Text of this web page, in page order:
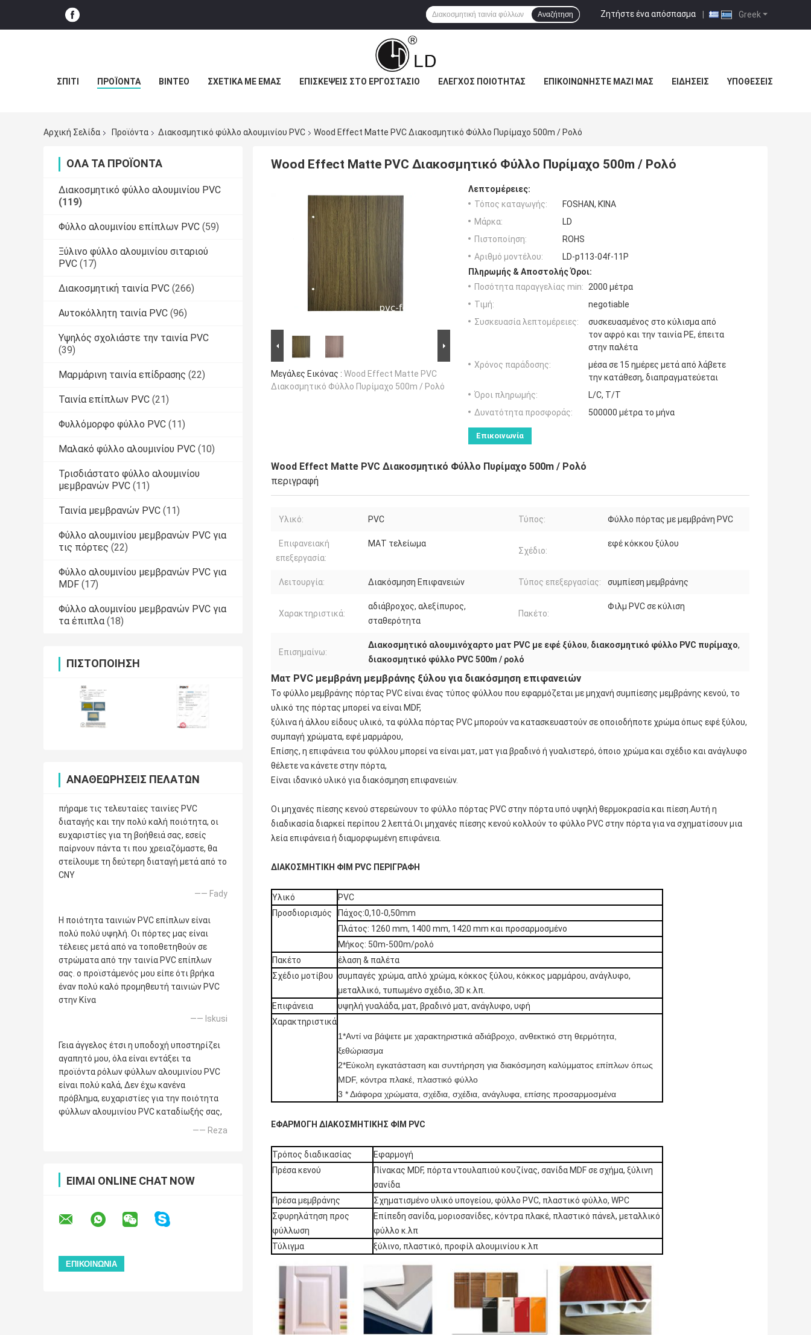
Greek
Ζητήστε ένα απόσπασμα |
Αναζήτηση
ΣΠΊΤΙ ΠΡΟΪΌΝΤΑ ΒΊΝΤΕΟ ΣΧΕΤΙΚΆ ΜΕ ΕΜΆΣ ΕΠΙΣΚΈΨΕΙΣ ΣΤΟ ΕΡΓΟΣΤΆΣΙΟ ΈΛΕΓΧΟΣ ΠΟΙΌΤΗΤΑΣ ΕΠΙΚΟΙΝΩΝΉΣΤΕ ΜΑΖΊ ΜΑΣ ΕΙΔΉΣΕΙΣ ΥΠΟΘΈΣΕΙΣ
Αρχική Σελίδα Προϊόντα Διακοσμητικό φύλλο αλουμινίου PVC Wood Effect Matte PVC Διακοσμητικό Φύλλο Πυρίμαχο 500m / Ρολό
ΌΛΑ ΤΑ ΠΡΟΪΌΝΤΑ
Διακοσμητικό φύλλο αλουμινίου PVC
(119)
Φύλλο αλουμινίου επίπλων PVC (59)
Ξύλινο φύλλο αλουμινίου σιταριού
PVC (17)
Διακοσμητική ταινία PVC (266)
Αυτοκόλλητη ταινία PVC (96)
Υψηλός σχολιάστε την ταινία PVC
(39)
Μαρμάρινη ταινία επίδρασης (22)
Ταινία επίπλων PVC (21)
Φυλλόμορφο φύλλο PVC (11)
Μαλακό φύλλο αλουμινίου PVC (10)
Τρισδιάστατο φύλλο αλουμινίου
μεμβρανών PVC (11)
Ταινία μεμβρανών PVC (11)
Φύλλο αλουμινίου μεμβρανών PVC για
τις πόρτες (22)
Φύλλο αλουμινίου μεμβρανών PVC για
MDF (17)
Φύλλο αλουμινίου μεμβρανών PVC για
τα έπιπλα (18)
ΠΙΣΤΟΠΟΊΗΣΗ
ΑΝΑΘΕΩΡΉΣΕΙΣ ΠΕΛΑΤΏΝ
πήραμε τις τελευταίες ταινίες PVC
διαταγής και την πολύ καλή ποιότητα, οι
ευχαριστίες για τη βοήθειά σας, εσείς
παίρνουν πάντα τι που χρειαζόμαστε, θα
στείλουμε τη δεύτερη διαταγή μετά από το
CNY
—— Fady
Η ποιότητα ταινιών PVC επίπλων είναι
πολύ πολύ υψηλή. Οι πόρτες μας είναι
τέλειες μετά από να τοποθετηθούν σε
στρώματα από την ταινία PVC επίπλων
σας. ο προϊστάμενός μου είπε ότι βρήκα
έναν πολύ καλό προμηθευτή ταινιών PVC
στην Κίνα
—— Iskusi
Γεια άγγελος έτσι η υποδοχή υποστηρίζει
αγαπητό μου, όλα είναι εντάξει τα
προϊόντα ρόλων φύλλων αλουμινίου PVC
είναι πολύ καλά, Δεν έχω κανένα
πρόβλημα, ευχαριστίες για την ποιότητα
φύλλων αλουμινίου PVC καταδίωξής σας,
—— Reza
ΕΊΜΑΙ ONLINE CHAT NOW
Wood Effect Matte PVC Διακοσμητικό Φύλλο Πυρίμαχο 500m / Ρολό
Μεγάλες Εικόνας : Wood Effect Matte PVC
Διακοσμητικό Φύλλο Πυρίμαχο 500m / Ρολό
Λεπτομέρειες:
Τόπος καταγωγής:
FOSHAN, ΚΊΝΑ
Μάρκα:
LD
Πιστοποίηση:
ROHS
Αριθμό μοντέλου:
LD-p113-04f-11P
Πληρωμής & Αποστολής Όροι:
Ποσότητα παραγγελίας min: 2000 μέτρα
Τιμή:
negotiable
Συσκευασία λεπτομέρειες:
συσκευασμένος στο κύλισμα από
τον αφρό και την ταινία PE, έπειτα
στην παλέτα
Χρόνος παράδοσης:
μέσα σε 15 ημέρες μετά από λάβετε
την κατάθεση, διαπραγματεύεται
Όροι πληρωμής:
L/C, T/T
Δυνατότητα προσφοράς:
500000 μέτρα το μήνα
Επικοινωνία
Wood Effect Matte PVC Διακοσμητικό Φύλλο Πυρίμαχο 500m / Ρολό
περιγραφή
Υλικό: PVC Τύπος: Φύλλο πόρτας με μεμβράνη PVC
Επιφανειακή
επεξεργασία:
ΜΑΤ τελείωμα
Σχέδιο:
εφέ κόκκου ξύλου
Λειτουργία: Διακόσμηση Επιφανειών Τύπος επεξεργασίας: συμπίεση μεμβράνης
Χαρακτηριστικά:
αδιάβροχος, αλεξίπυρος,
σταθερότητα
Πακέτο:
Φιλμ PVC σε κύλιση
Επισημαίνω:
Διακοσμητικό αλουμινόχαρτο ματ PVC με εφέ ξύλου, διακοσμητικό φύλλο PVC πυρίμαχο,
διακοσμητικό φύλλο PVC 500m / ρολό
Ματ PVC μεμβράνη μεμβράνης ξύλου για διακόσμηση επιφανειών
Το φύλλο μεμβράνης πόρτας PVC είναι ένας τύπος φύλλου που εφαρμόζεται με μηχανή συμπίεσης μεμβράνης κενού, το
υλικό της πόρτας μπορεί να είναι MDF,
ξύλινα ή άλλου είδους υλικό, τα φύλλα πόρτας PVC μπορούν να κατασκευαστούν σε οποιοδήποτε χρώμα όπως εφέ ξύλου,
συμπαγή χρώματα, εφέ μαρμάρου,
Επίσης, η επιφάνεια του φύλλου μπορεί να είναι ματ, ματ για βραδινό ή γυαλιστερό, όποιο χρώμα και σχέδιο και ανάγλυφο
θέλετε να κάνετε στην πόρτα,
Είναι ιδανικό υλικό για διακόσμηση επιφανειών.
Οι μηχανές πίεσης κενού στερεώνουν το φύλλο πόρτας PVC στην πόρτα υπό υψηλή θερμοκρασία και πίεση.Αυτή η
διαδικασία διαρκεί περίπου 2 λεπτά.Οι μηχανές πίεσης κενού κολλούν το φύλλο PVC στην πόρτα για να σχηματίσουν μια
λεία επιφάνεια ή διαμορφωμένη επιφάνεια.
ΔΙΑΚΟΣΜΗΤΙΚΗ ΦΙΜ PVC ΠΕΡΙΓΡΑΦΗ
Υλικό
PVC
Προσδιορισμός
Πάχος:0,10-0,50mm
Πλάτος: 1260 mm, 1400 mm, 1420 mm και προσαρμοσμένο
Μήκος: 50m-500m/ρολό
Πακέτο
έλαση & παλέτα
Σχέδιο μοτίβου συμπαγές χρώμα, απλό χρώμα, κόκκος ξύλου, κόκκος μαρμάρου, ανάγλυφο,
μεταλλικό, τυπωμένο σχέδιο, 3D κ.λπ.
Επιφάνεια
υψηλή γυαλάδα, ματ, βραδινό ματ, ανάγλυφο, υφή
Χαρακτηριστικά
1*Αντί να βάψετε με χαρακτηριστικά αδιάβροχο, ανθεκτικό στη θερμότητα,
ξεθώριασμα
2*Εύκολη εγκατάσταση και συντήρηση για διακόσμηση καλύμματος επίπλων όπως
MDF, κόντρα πλακέ, πλαστικό φύλλο
3 * Διάφορα χρώματα, σχέδια, σχέδια, ανάγλυφα, επίσης προσαρμοσμένα
ΕΦΑΡΜΟΓΗ ΔΙΑΚΟΣΜΗΤΙΚΗΣ ΦΙΜ PVC
Τρόπος διαδικασίας
Εφαρμογή
Πρέσα κενού
Πίνακας MDF, πόρτα ντουλαπιού κουζίνας, σανίδα MDF σε σχήμα, ξύλινη
σανίδα
Πρέσα μεμβράνης
Σχηματισμένο υλικό υπογείου, φύλλο PVC, πλαστικό φύλλο, WPC
Σφυρηλάτηση προς
φύλλωση
Επίπεδη σανίδα, μοριοσανίδες, κόντρα πλακέ, πλαστικό πάνελ, μεταλλικό
φύλλο κ.λπ
Τύλιγμα
ξύλινο, πλαστικό, προφίλ αλουμινίου κ.λπ